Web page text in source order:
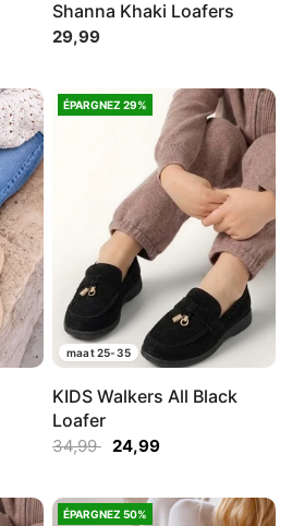
Shanna Khaki Loafers
29,99
ÉPARGNEZ 29%
maat 25-35
KIDS Walkers All Black
Loafer
34,99 24,99
ÉPARGNEZ 50%